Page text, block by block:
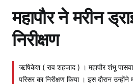
महापौर ने मरीन
निरीक्षण
ऋषिकेश ( राव शहजाद ) । महापौर शंभू
परिसर का निरीक्षण किया । इस दौरान